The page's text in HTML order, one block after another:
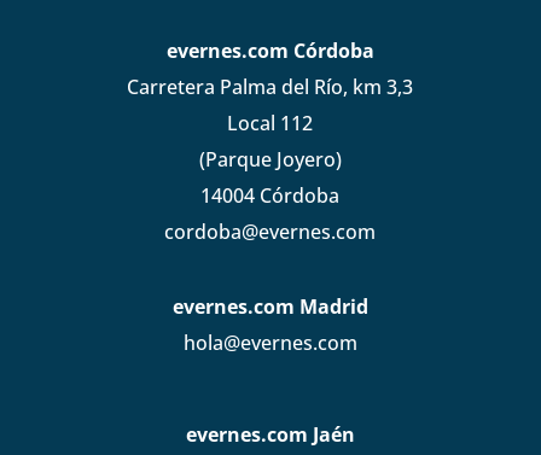
evernes.com Córdoba
Carretera Palma del Río, km 3,3
Local 112
(Parque Joyero)
14004 Córdoba
cordoba@evernes.com
evernes.com Madrid
hola@evernes.com
evernes.com Jaén